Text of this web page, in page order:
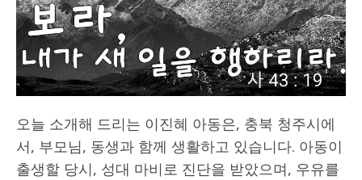
오늘 소개해 드리는 이진혜 아동은, 충북 청주시에
서, 부모님, 동생과 함께 생활하고 있습니다. 아동이
출생할 당시, 성대 마비로 진단을 받았으며, 우유를